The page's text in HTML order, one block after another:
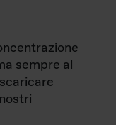
sempre al